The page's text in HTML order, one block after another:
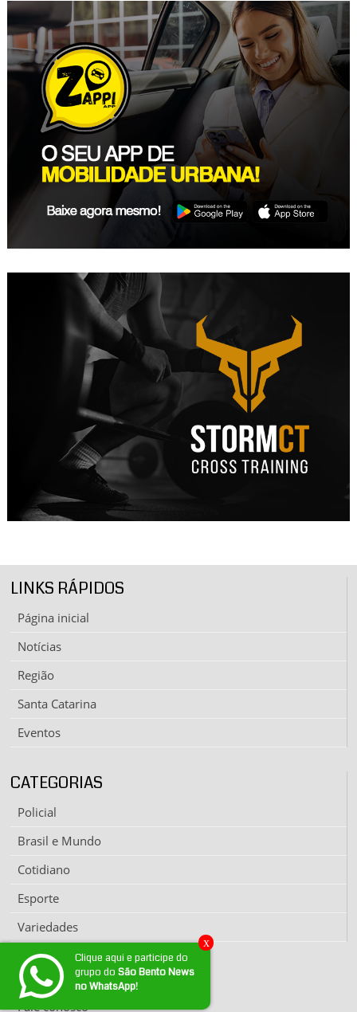
LINKS RÁPIDOS
Página inicial
Notícias
Região
Santa Catarina
Eventos
CATEGORIAS
Policial
Brasil e Mundo
Cotidiano
Esporte
Variedades
EXPEDIENTE
Fale conosco
Clique aqui e participe do
grupo do São Bento News
no WhatsApp!
x